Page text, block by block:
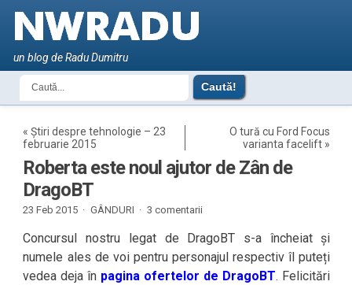
un blog de Radu Dumitru
«Știri despre tehnologie – 23
februarie 2015
O tură cu Ford Focus
varianta facelift »
Roberta este noul ajutor de Zân de
DragoBT
23 Feb 2015 · GÂNDURI · 3 comentarii
Concursul nostru legat de DragoBT s-a încheiat și
numele ales de voi pentru personajul respectiv îl puteți
vedea deja în pagina ofertelor de DragoBT. Felicitări